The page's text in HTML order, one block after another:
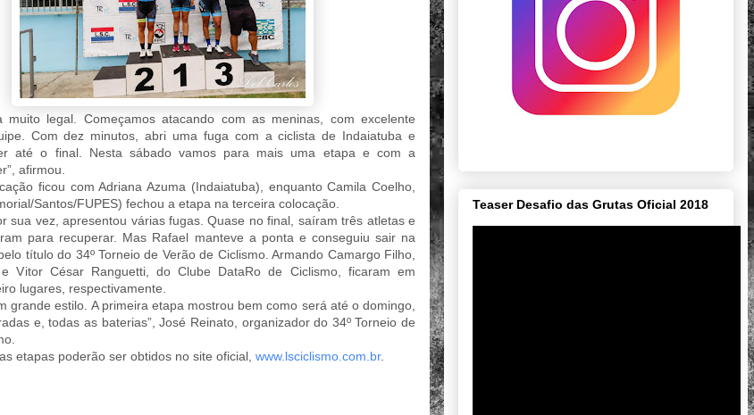
muito legal. Começamos atacando com as meninas, com excelente
Com dez minutos, abri uma fuga com a ciclista de Indaiatuba e
até o final. Nesta sábado vamos para mais uma etapa e com a
afirmou.
ficou com Adriana Azuma (Indaiatuba), enquanto Camila Coelho,
Santos/FUPES) fechou a etapa na terceira colocação.
sua vez, apresentou várias fugas. Quase no final, saíram três atletas e
para recuperar. Mas Rafael manteve a ponta e conseguiu sair na
título do 34º Torneio de Verão de Ciclismo. Armando Camargo Filho,
Vitor César Ranguetti, do Clube DataRo de Ciclismo, ficaram em
lugares, respectivamente.
grande estilo. A primeira etapa mostrou bem como será até o domingo,
e, todas as baterias”, José Reinato, organizador do 34º Torneio de
etapas poderão ser obtidos no site oficial, www.lsciclismo.com.br.
Teaser Desafio das Grutas Oficial 2018